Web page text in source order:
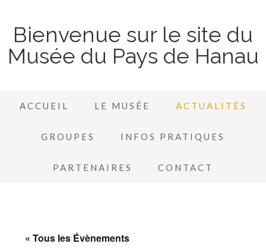
Bienvenue sur le site du
Musée du Pays de Hanau
ACCUEIL LE MUSÉE ACTUALITÉS
GROUPES INFOS PRATIQUES
PARTENAIRES CONTACT
« Tous les Évènements